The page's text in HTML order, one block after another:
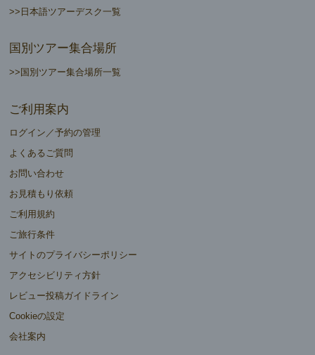
>>日本語ツアーデスク一覧
国別ツアー集合場所
>>国別ツアー集合場所一覧
ご利用案内
ログイン／予約の管理
よくあるご質問
お問い合わせ
お見積もり依頼
ご利用規約
ご旅行条件
サイトのプライバシーポリシー
アクセシビリティ方針
レビュー投稿ガイドライン
Cookieの設定
会社案内